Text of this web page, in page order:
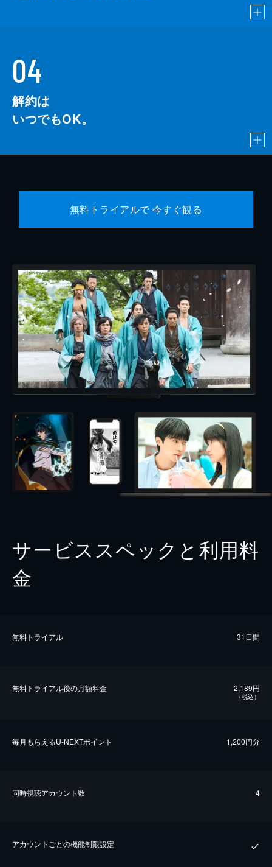
04
解約は
いつでもOK。
無料トライアルで 今すぐ観る
サービススペックと利用料
金
無料トライアル 31日間
無料トライアル後の⽉額料金 2,189円
（税込）
毎⽉もらえるU-NEXTポイント 1,200円分
同時視聴アカウント数 4
アカウントごとの機能制限設定